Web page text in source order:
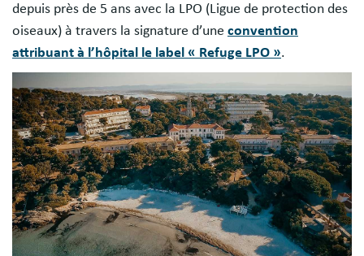
depuis près de 5 ans avec la LPO (Ligue de protection des
oiseaux) à travers la signature d’une convention
attribuant à l’hôpital le label « Refuge LPO ».